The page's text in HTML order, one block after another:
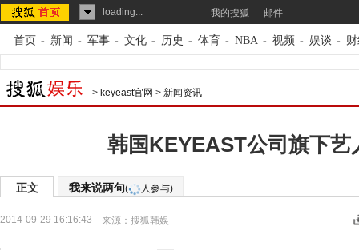
loading... 我的搜狐 邮件
首页 - 新闻 - 军事 - 文化 - 历史 - 体育 - NBA - 视频 - 娱谈 -
> keyeast官网 > 新闻资讯
韩国KEYEAST公司旗下艺
正文 我来说两句( 人参与)
2014-09-29 16:16:43 来源： 搜狐韩娱